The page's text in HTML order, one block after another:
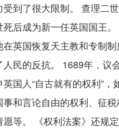
受到了很大限制。 查理二
死后成为新一任英国国王
在英国恢复天主教和专制
人民的反抗。 1689年，议
国人“自古就有的权利”，
事和言论自由的权利、征
愿等。 《权利法案》还规